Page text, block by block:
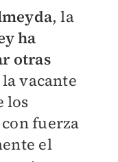
, la
ha
otras
vacante
los
fuerza
el